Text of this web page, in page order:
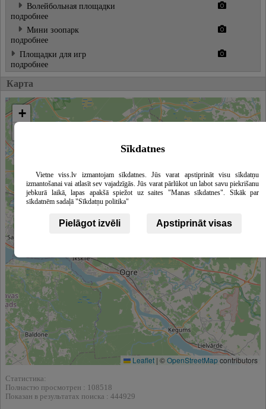
Волейбольная площадки
подробнее
Мини зоопарк
подробнее
Площадки для игр
подробнее
Карта
+
Leaflet | ©OpenStreetMapcontributors
Статистика:
Полнастю просмотрен : 108518
Показан в результатах поиска : 444929
Sīkdatnes
Vietne viss.lv izmantojam sīkdatnes. Jūs varat apstiprināt visu sīkdatņu
izmantošanai vai atlasīt sev vajadzīgās. Jūs varat pārlūkot un labot savu piekrišanu
jebkurā laikā, lapas apakšā spiežot uz saites "Manas sīkdatnes". Sīkāk par
sīkdatnēm sadaļā "Sīkdatņu politika"
Pielāgot izvēli Apstiprināt visas